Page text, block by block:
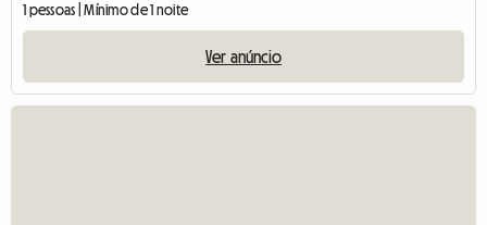
1 pessoas | Mínimo de 1 noite
Ver anúncio